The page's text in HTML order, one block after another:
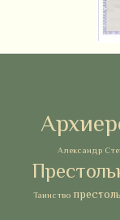
Александр
Таинство